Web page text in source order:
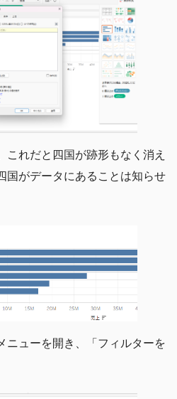
これだと四国が跡形もなく消え
国がデータにあることは知らせ
ニューを開き、「フィルターを